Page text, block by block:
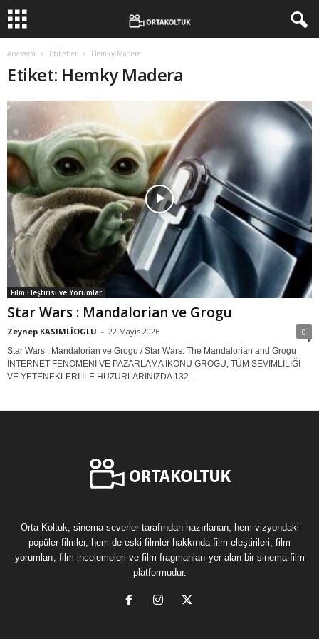
Anasayfa Etiketler Hemky Madera
Etiket: Hemky Madera
Film Eleştirisi ve Yorumlar
Star Wars : Mandalorian ve Grogu
Zeynep KASIMLİOGLU - 22 Mayıs 2026 0
Star Wars : Mandalorian ve Grogu / Star Wars: The Mandalorian and Grogu
İNTERNET FENOMENİ VE PAZARLAMA İKONU GROGU, TÜM SEVİMLİLİĞİ
VE YETENEKLERİ İLE HUZURLARINIZDA 132...
Orta Koltuk, sinema severler tarafından hazırlanan, hem vizyondaki
popüler filmler, hem de eski filmler hakkında film eleştirileri, film
yorumları, film incelemeleri ve film fragmanları yer alan bir sinema film
platformudur.